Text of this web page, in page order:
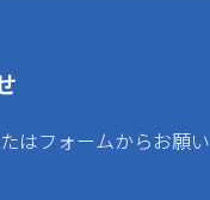
はフォームからお願い